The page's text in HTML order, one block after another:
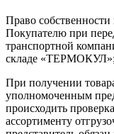
Право
Покупателю при
транспортной
складе «ТЕРМОКУЛ»;
При получении
уполномоченным
происходить
ассортименту